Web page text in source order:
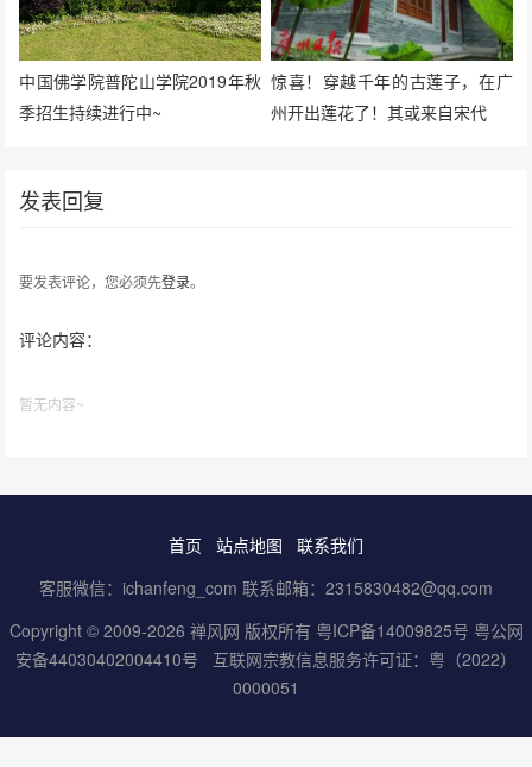
中国佛学院普陀山学院2019年秋
季招生持续进行中~
惊喜！穿越千年的古莲子，在广
州开出莲花了！其或来自宋代
发表回复
要发表评论，您必须先登录。
评论内容：
暂无内容~
首页 站点地图
联系我们
客服微信：ichanfeng_com 联系邮箱：2315830482@qq.com
Copyright © 2009-2026 禅风网 版权所有 粤ICP备14009825号 粤公网
安备44030402004410号
互联网宗教信息服务许可证：粤（2022）
0000051